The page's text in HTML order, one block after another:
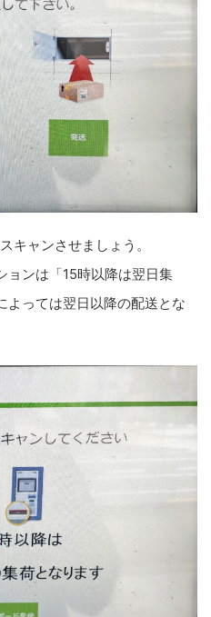
キャンさせましょう。
ョンは「15時以降は翌日集
よっては翌日以降の配送とな